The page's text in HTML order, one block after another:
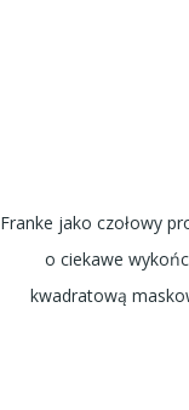
Franke jako czołowy
o ciekawe
kwadratową